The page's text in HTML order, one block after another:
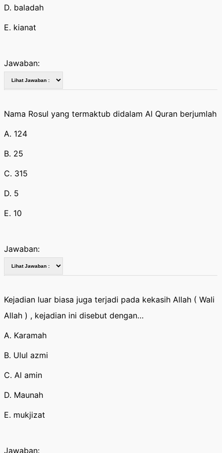
D. baladah
E. kianat
Jawaban:
Nama Rosul yang termaktub didalam Al Quran berjumlah
A. 124
B. 25
C. 315
D. 5
E. 10
Jawaban:
Kejadian luar biasa juga terjadi pada kekasih Allah ( Wali
Allah ) , kejadian ini disebut dengan…
A. Karamah
B. Ulul azmi
C. Al amin
D. Maunah
E. mukjizat
Jawaban: